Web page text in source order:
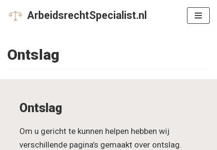
Meteen
inhoud
ArbeidsrechtSpecialist.nl
Ontslag
Ontslag
Om u gericht te kunnen helpen hebben wij
verschillende pagina’s gemaakt over ontslag.